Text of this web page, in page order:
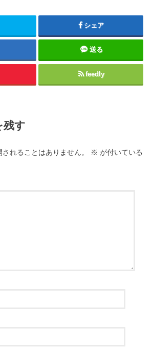
シェア
送る
feedly
残す
れることはありません。 ※ が付いている